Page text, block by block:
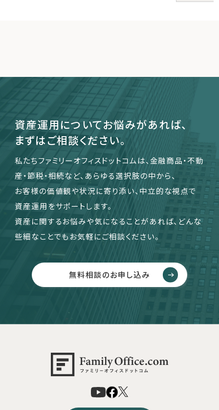
資産運用についてお悩みがあれば、
まずはご相談ください。
私たちファミリーオフィスドットコムは、金融商品・不動
産・節税・相続など、あらゆる選択肢の中から、
お客様の価値観や状況に寄り添い、中立的な視点で
資産運用をサポートします。
資産に関するお悩みや気になることがあれば、どんな
些細なことでもお気軽にご相談ください。
無料相談のお申し込み